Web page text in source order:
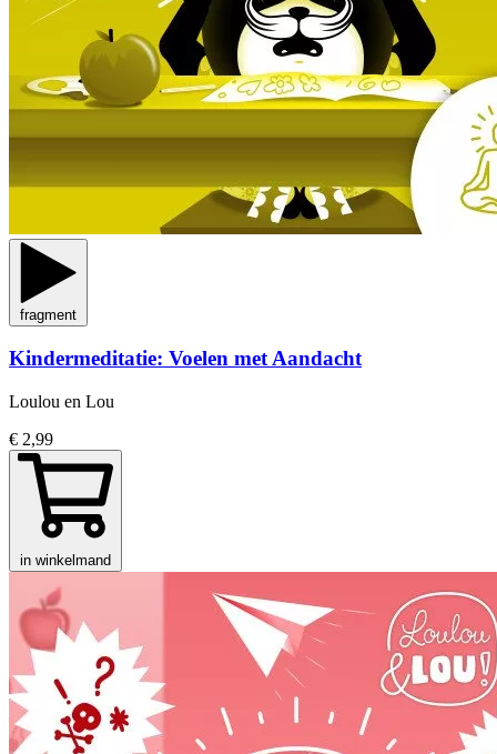
fragment
Kindermeditatie: Voelen met Aandacht
Loulou en Lou
€ 2,99
in winkelmand